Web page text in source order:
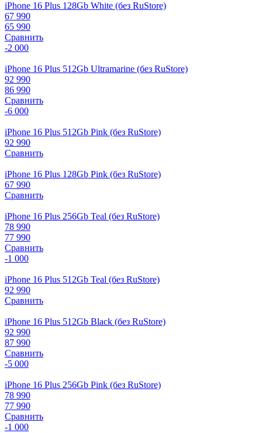
iPhone 16 Plus 128Gb White (без RuStore)
67 990
65 990
Сравнить
-2 000
iPhone 16 Plus 512Gb Ultramarine (без RuStore)
92 990
86 990
Сравнить
-6 000
iPhone 16 Plus 512Gb Pink (без RuStore)
92 990
Сравнить
iPhone 16 Plus 128Gb Pink (без RuStore)
67 990
Сравнить
iPhone 16 Plus 256Gb Teal (без RuStore)
78 990
77 990
Сравнить
-1 000
iPhone 16 Plus 512Gb Teal (без RuStore)
92 990
Сравнить
iPhone 16 Plus 512Gb Black (без RuStore)
92 990
87 990
Сравнить
-5 000
iPhone 16 Plus 256Gb Pink (без RuStore)
78 990
77 990
Сравнить
-1 000